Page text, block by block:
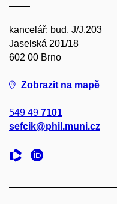
kancelář: bud. J/J.203
Jaselská 201/18
602 00 Brno
Zobrazit na mapě
549 49 7101
sefcik@phil.muni.cz